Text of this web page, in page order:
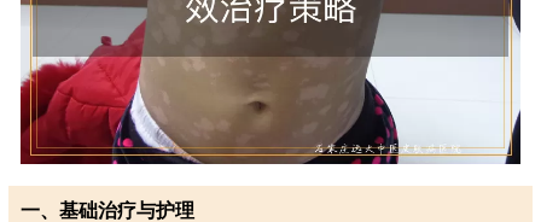
一、基础治疗与护理